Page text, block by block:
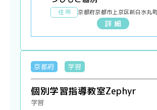
住 所 京都府京都市上京区新白水丸
詳 細
京都府 学習
個別学習指導教室Zephyr
学習